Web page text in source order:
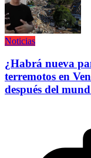
Noticias
¿Habrá nueva
terremotos en
después del